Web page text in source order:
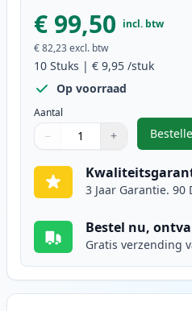
€ 99,50 incl. btw
€ 82,23excl. btw
10 Stuks | € 9,95 /stuk
Op voorraad
Aantal
Gebruik de knoppen om aan
− +
1 ,
3 Jaar Garantie. 90
Bestel nu,
Gratis verzending